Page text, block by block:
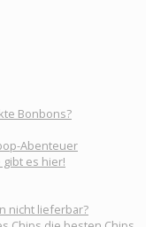
Bonbons?
Abenteuer
es hier!
nicht lieferbar?